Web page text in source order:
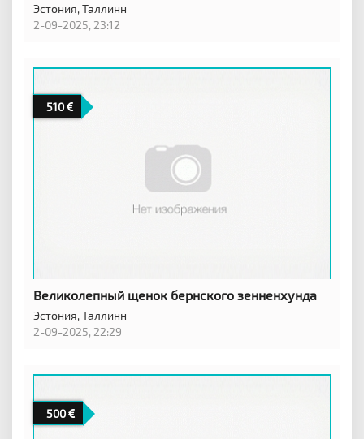
Эстония,Таллинн
2-09-2025, 23:12
510
Великолепный щенок бернского зенненхунда
Эстония,Таллинн
2-09-2025, 22:29
500